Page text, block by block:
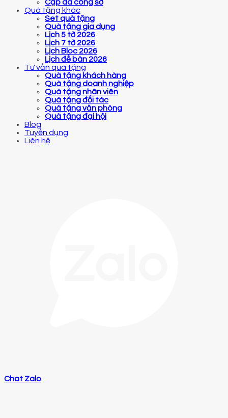
Cặp da công sở
Quà tặng khác
Set quà tặng
Quà tặng gia dụng
Lịch 5 tờ 2026
Lịch 7 tờ 2026
Lịch Bloc 2026
Lịch để bàn 2026
Tư vấn quà tặng
Quà tặng khách hàng
Quà tặng doanh nghiệp
Quà tặng nhân viên
Quà tặng đối tác
Quà tặng văn phòng
Quà tặng đại hội
Blog
Tuyển dụng
Liên hệ
Chat Zalo